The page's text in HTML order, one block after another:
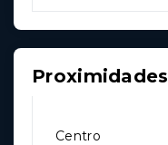
Proximidades
Centro